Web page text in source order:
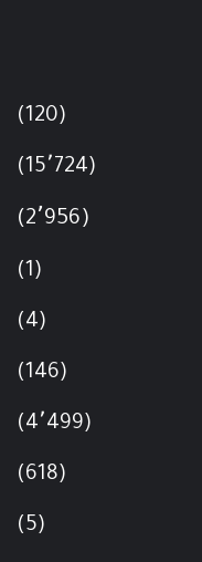
(120)
(15٬724)
(2٬956)
(1)
(4)
(146)
(4٬499)
(618)
(5)